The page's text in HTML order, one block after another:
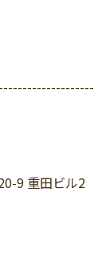
9 重田ビル2